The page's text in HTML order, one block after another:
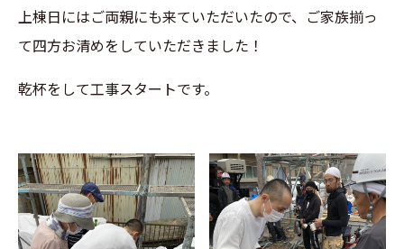
上棟日にはご両親にも来ていただいたので、ご家族揃っ
て四方お清めをしていただきました！
乾杯をして工事スタートです。